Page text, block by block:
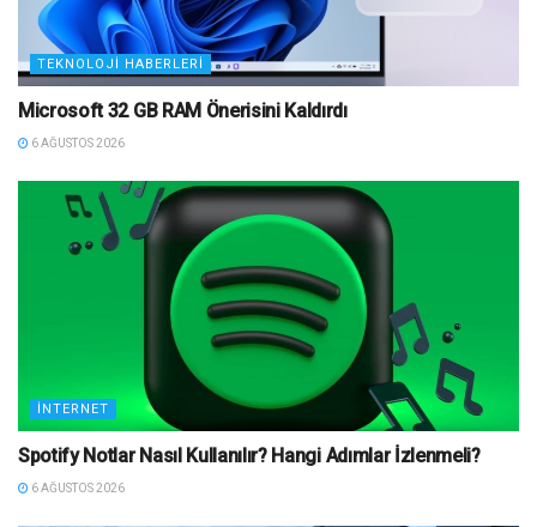
TEKNOLOJI HABERLERI
Microsoft 32 GB RAM Önerisini Kaldırdı
6 AĞUSTOS 2026
İNTERNET
Spotify Notlar Nasıl Kullanılır? Hangi Adımlar İzlenmeli?
6 AĞUSTOS 2026